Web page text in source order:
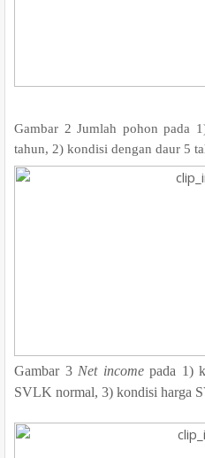
Gambar 2 Jumlah pohon pada
tahun, 2) kondisi dengan daur 5
Gambar 3 Net incomepada 1)
SVLK normal, 3) kondisi harga